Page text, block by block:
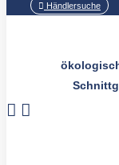
Händlersuche